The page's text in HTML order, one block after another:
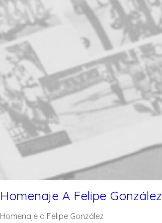
Homenaje A Felipe González
Homenaje a Felipe González